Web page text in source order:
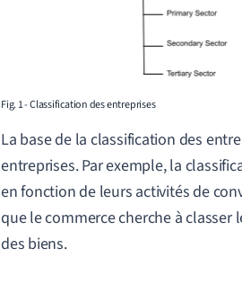
Fig. 1 - Classification des entreprises
La base de la classification des
entreprises. Par exemple, la
en fonction de leurs activités de
que le commerce cherche à
des biens.